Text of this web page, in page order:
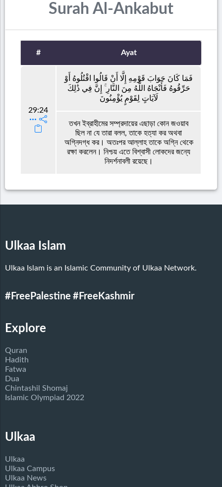
Surah Al-Ankabut
# Ayat
29:24
فَمَا كَانَ جَوَابَ قَوْمِهِ إِلَّا أَنْ قَالُوا اقْتُلُوهُ أَوْ
حَرِّقُوهُ فَأَنْجَاهُ اللَّهُ مِنَ النَّارِ ۚ إِنَّ فِي ذَٰلِكَ
لَآيَاتٍ لِقَوْمٍ يُؤْمِنُونَ
তখন ইব্রাহীমের সম্প্রদায়ের এছাড়া কোন জওয়াব
ছিল না যে তারা বলল, তাকে হত্যা কর অথবা
অগ্নিদগ্ধ কর। অতঃপর আল্লাহ তাকে অগ্নি থেকে
রক্ষা করলেন। নিশ্চয় এতে বিশ্বাসী লোকদের জন্যে
নিদর্শনাবলী রয়েছে।
Ulkaa Islam
Ulkaa Islam is an Islamic Community of Ulkaa Network.
#FreePalestine #FreeKashmir
Explore
Quran
Hadith
Fatwa
Dua
Chintashil Shomaj
Islamic Olympiad 2022
Ulkaa
Ulkaa
Ulkaa Campus
Ulkaa News